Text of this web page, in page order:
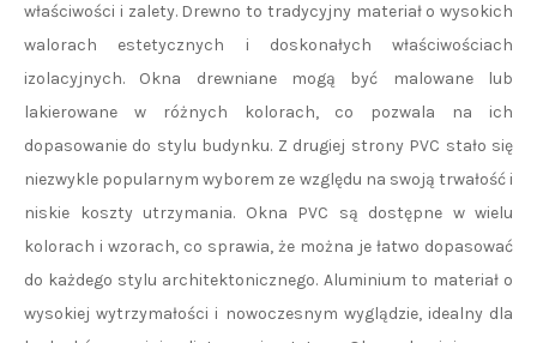
właściwości i zalety. Drewno to tradycyjny materiał o wysokich
walorach estetycznych i doskonałych właściwościach
izolacyjnych. Okna drewniane mogą być malowane lub
lakierowane w różnych kolorach, co pozwala na ich
dopasowanie do stylu budynku. Z drugiej strony PVC stało się
niezwykle popularnym wyborem ze względu na swoją trwałość i
niskie koszty utrzymania. Okna PVC są dostępne w wielu
kolorach i wzorach, co sprawia, że można je łatwo dopasować
do każdego stylu architektonicznego. Aluminium to materiał o
wysokiej wytrzymałości i nowoczesnym wyglądzie, idealny dla